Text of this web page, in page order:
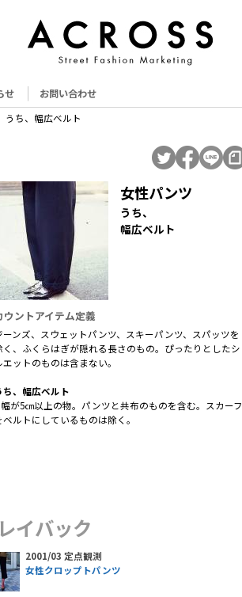
せ お問い合わせ
ち、幅広ベルト
女性パンツ
うち、
幅広ベルト
ウントアイテム定義
ーンズ、スウェットパンツ、スキーパンツ、スパッツを
く、ふくらはぎが隠れる長さのもの。ぴったりとしたシ
エットのものは含まない。
ち、幅広ベルト
幅が5㎝以上の物。パンツと共布のものを含む。スカーフ
ベルトにしているものは除く。
イバック
2001/03 定点観測
女性クロップトパンツ